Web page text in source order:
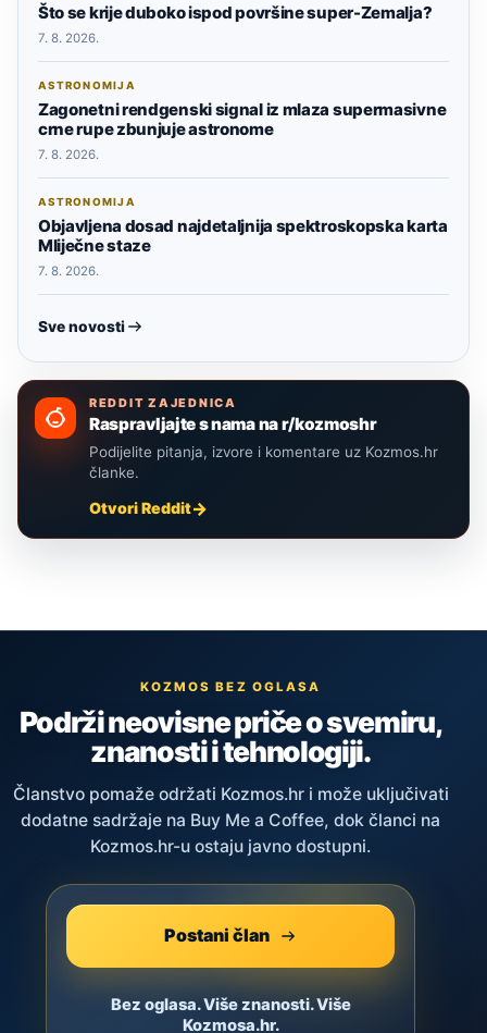
Što se krije duboko ispod površine super-Zemalja?
7. 8. 2026.
ASTRONOMIJA
Zagonetni rendgenski signal iz mlaza supermasivne
crne rupe zbunjuje astronome
7. 8. 2026.
ASTRONOMIJA
Objavljena dosad najdetaljnija spektroskopska karta
Mliječne staze
7. 8. 2026.
Sve novosti
REDDIT ZAJEDNICA
Raspravljajte s nama na r/kozmoshr
Podijelite pitanja, izvore i komentare uz Kozmos.hr
članke.
Otvori Reddit
KOZMOS BEZ OGLASA
Podrži neovisne priče o svemiru,
znanosti i tehnologiji.
Članstvo pomaže održati Kozmos.hr i može uključivati
dodatne sadržaje na Buy Me a Coffee, dok članci na
Kozmos.hr-u ostaju javno dostupni.
Postani član
Bez oglasa. Više znanosti. Više
Kozmosa.hr.